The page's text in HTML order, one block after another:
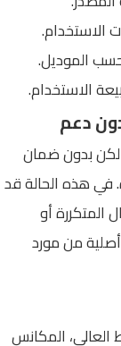
الاستخدام.
حسب الموديل.
الاستخدام.
دعم
بدون ضمان
في هذه الحالة قد
المتكررة أو
من مورد
المكانس